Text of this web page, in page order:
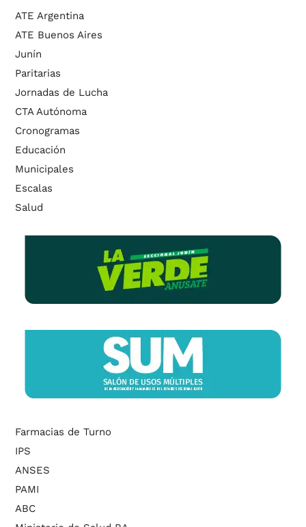
ATE Argentina
ATE Buenos Aires
Junín
Paritarias
Jornadas de Lucha
CTA Autónoma
Cronogramas
Educación
Municipales
Escalas
Salud
Farmacias de Turno
IPS
ANSES
PAMI
ABC